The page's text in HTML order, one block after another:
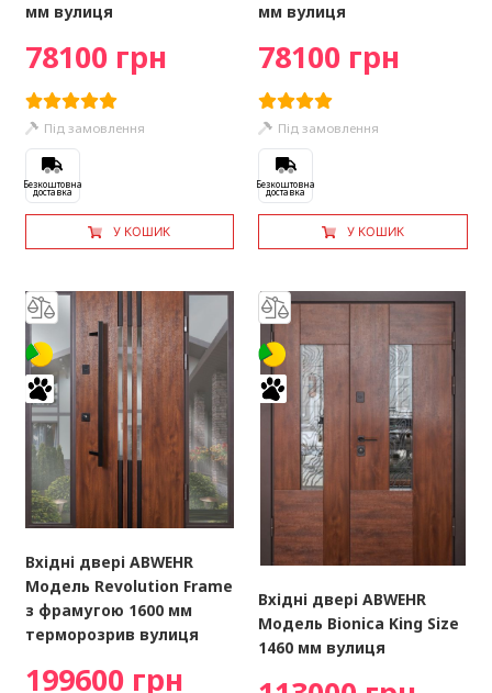
мм вулиця
78100 грн
Під замовлення
Безкоштовна
доставка
У КОШИК
мм вулиця
78100 грн
Під замовлення
Безкоштовна
доставка
У КОШИК
Вхідні двері ABWEHR
Модель Revolution Frame
з фрамугою 1600 мм
терморозрив вулиця
199600 грн
Вхідні двері ABWEHR
Модель Bionica King Size
1460 мм вулиця